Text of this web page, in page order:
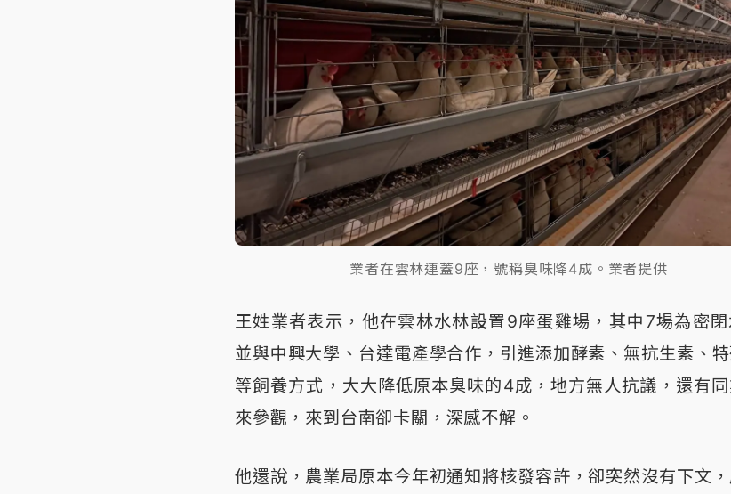
業者在雲林連蓋9座，號稱臭味降4成。業者提供
王姓業者表示，他在雲林水林設置9座蛋雞場，其中7場為密閉
並與中興大學、台達電產學合作，引進添加酵素、無抗生素、
等飼養方式，大大降低原本臭味的4成，地方無人抗議，還有
來參觀，來到台南卻卡關，深感不解。
他還說，農業局原本今年初通知將核發容許，卻突然沒有下文